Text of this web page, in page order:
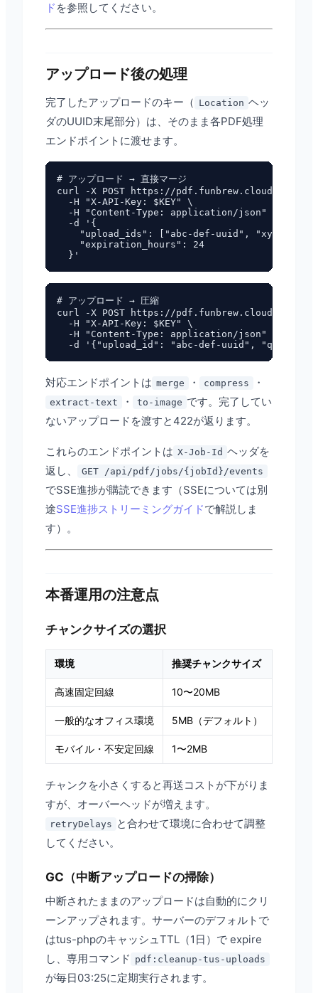
ド を参照してください。
アップロード後の処理
完了したアップロードのキー（ Location ヘッ
ダのUUID末尾部分）は、そのまま各PDF処理
エンドポイントに渡せます。
# アップロード → 直接マージ
curl -X POST https://pdf.funbrew.cloud/api/
  -H "X-API-Key: $KEY" \
  -H "Content-Type: application/json" \
  -d '{
"upload_ids": ["abc-def-uuid", "xyz-uvw-
    "expiration_hours": 24
# アップロード → 圧縮
curl -X POST https://pdf.funbrew.cloud/api/
  -H "X-API-Key: $KEY" \
  -H "Content-Type: application/json" \
対応エンドポイントは merge ・ compress ・
extract-text ・ to-image です。完了してい
ないアップロードを渡すと422が返ります。
これらのエンドポイントは X-Job-Id ヘッダを
返し、
GET /api/pdf/jobs/{jobId}/events
でSSE進捗が購読できます（SSEについては別
途SSE進捗ストリーミングガイドで解説しま
す）。
本番運用の注意点
チャンクサイズの選択
環境 推奨チャンクサイズ
高速固定回線 10〜20MB
一般的なオフィス環境 5MB（デフォルト）
モバイル・不安定回線 1〜2MB
チャンクを小さくすると再送コストが下がりま
すが、オーバーヘッドが増えます。
retryDelays と合わせて環境に合わせて調整
してください。
GC（中断アップロードの掃除）
中断されたままのアップロードは自動的にクリ
ーンアップされます。サーバーのデフォルトで
はtus-phpのキャッシュTTL（1日）で expire
し、専用コマンド pdf:cleanup-tus-uploads
が毎日03:25に定期実行されます。